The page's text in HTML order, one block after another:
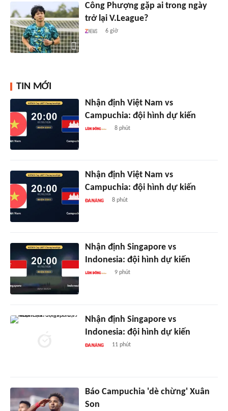
Công Phượng gặp ai trong ngày
trở lại V.League?
6 giờ
TIN MỚI
Nhận định Việt Nam vs
Campuchia: đội hình dự kiến
8 phút
Nhận định Việt Nam vs
Campuchia: đội hình dự kiến
8 phút
Nhận định Singapore vs
Indonesia: đội hình dự kiến
9 phút
Nhận định Singapore vs
Indonesia: đội hình dự kiến
11 phút
Báo Campuchia 'dè chừng' Xuân
Son